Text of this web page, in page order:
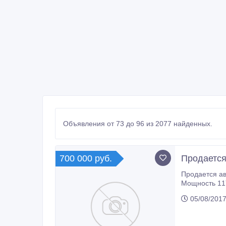
Объявления от 73 до 96 из 2077 найденных.
700 000 руб.
Продается автомобиль NISSAN JUKE Год выпуска 2012 Пробег 150
Мощность 117 л.с. Цвет белый
Функция05/08/